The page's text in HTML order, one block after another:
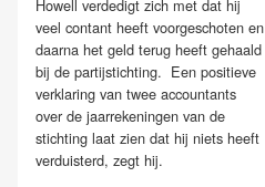
Howell verdedigt zich met dat hij
veel contant heeft voorgeschoten en
daarna het geld terug heeft gehaald
bij de partijstichting. Een positieve
verklaring van twee accountants
over de jaarrekeningen van de
stichting laat zien dat hij niets heeft
verduisterd, zegt hij.